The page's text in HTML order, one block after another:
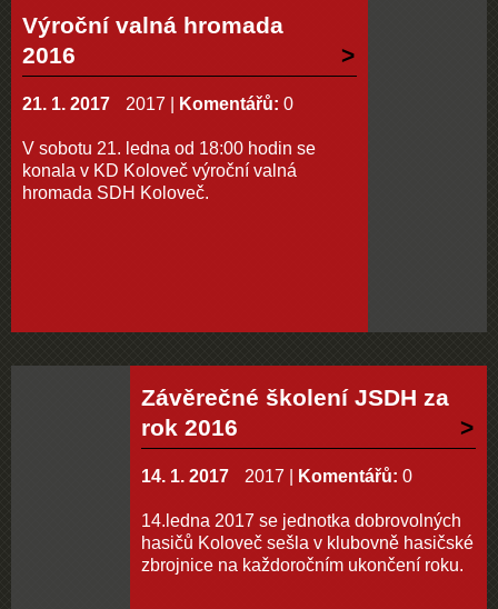
Výroční valná hromada
2016
21. 1. 2017 2017 Komentářů: 0
V sobotu 21. ledna od 18:00 hodin se
konala v KD Koloveč výroční valná
hromada SDH Koloveč.
Závěrečné školení JSDH za
rok 2016
14. 1. 2017 2017 Komentářů: 0
14.ledna 2017 se jednotka dobrovolných
hasičů Koloveč sešla v klubovně hasičské
zbrojnice na každoročním ukončení roku.